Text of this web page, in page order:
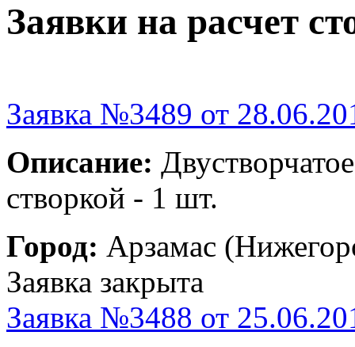
Заявки на расчет
Заявка №3489 от
Описание:
створкой - 1 шт.
Город: Арзамас
Заявка закрыта
Заявка №3488 от